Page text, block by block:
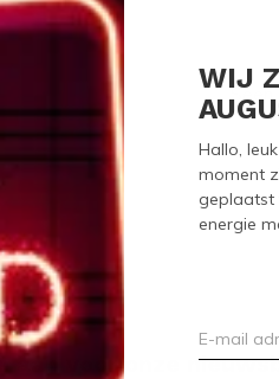
WIJ
Hallo,
moment
geplaatst
energie
Seen
aan voor onze